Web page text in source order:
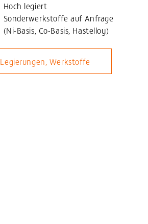
Hoch legiert
Sonderwerkstoffe auf Anfrage
(Ni-Basis, Co-Basis, Hastelloy)
Legierungen, Werkstoffe